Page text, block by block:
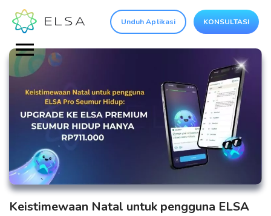
Unduh Aplikasi KONSULTASI
Keistimewaan Natal untuk pengguna ELSA